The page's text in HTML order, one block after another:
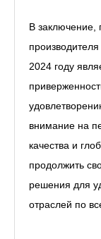
В заключение,
2024 году
внимание на
качества и
продолжить
решения для
отраслей по